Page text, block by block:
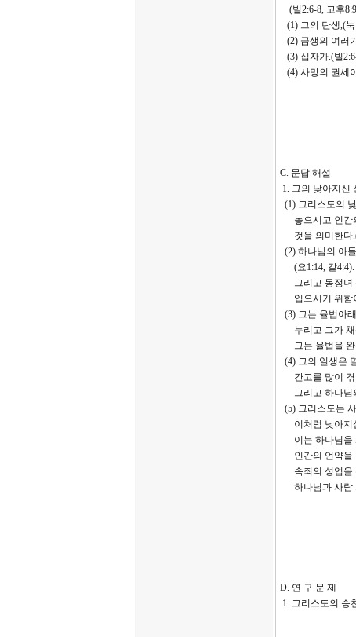
(빌2:6-8, 고후
(1) 그의 탄생,(눅
(2) 금생의 여러
(3) 십자가.(빌
(4) 사망의 권세
C. 문답 해설
1. 그의 낮아지신
(1) 그리스도의
놓으시고 인간
것을 의미한다.(
(2) 하나님의 아
(요1:14, 갈4:4).
그리고 동정녀
입으시기 위함
(3) 그는 율법아
누리고 그가 채
그는 율법을 완
(4) 그의 일생은
간고를 많이 겪
그리고 하나님
(5) 그리스도는
이처럼 낮아지
이는 하나님을
인간의 언약을
속죄의 성업을
하나님과 사람
D. 연 구 문 제
1. 그리스도의 승